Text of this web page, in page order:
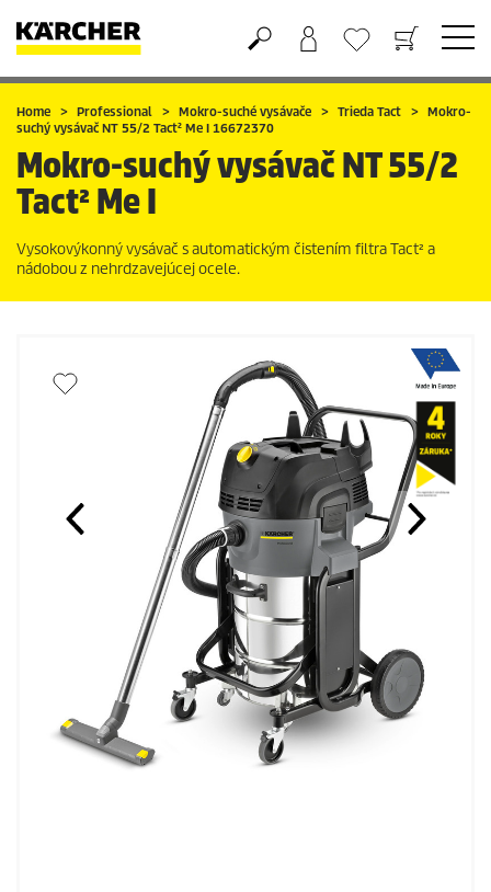
Nákupný košík
Obľúbené produkty
Home Professional Mokro-suché vysávače Trieda Tact
Mokro-
suchý vysávač NT 55/2 Tact² Me I 16672370
Mokro-suchý vysávač NT 55/2
Tact² Me I
Vysokovýkonný vysávač s automatickým čistením filtra Tact² a
nádobou z nehrdzavejúcej ocele.